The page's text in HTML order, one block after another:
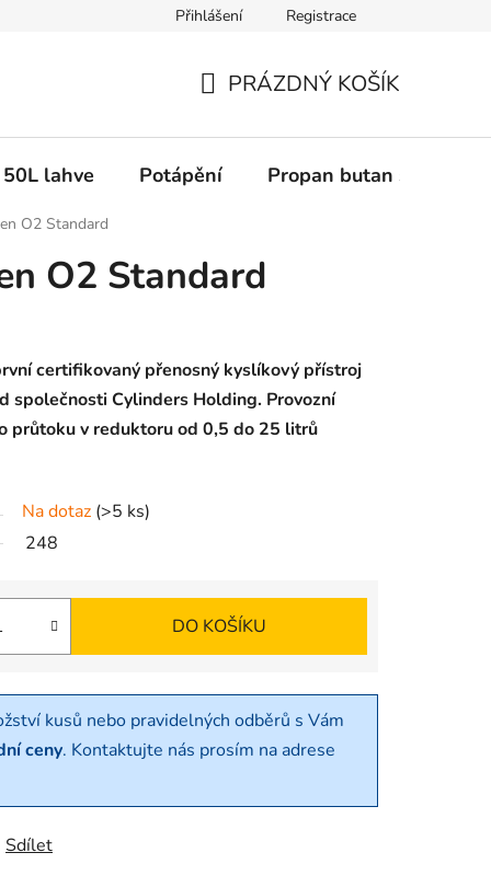
Přihlášení Registrace
KOŠÍK
PRÁZDNÝ KOŠÍK
50L lahve Potápění Propan butan
O2 Standard
O2 Standard
certifikovaný přenosný kyslíkový přístroj
společnosti Cylinders Holding. Provozní
průtoku v reduktoru od 0,5 do 25 litrů
Na dotaz (>5 ks)
248
DO KOŠÍKU
kusů nebo pravidelných odběrů s Vám
ceny. Kontaktujte nás prosím na adrese
Sdílet